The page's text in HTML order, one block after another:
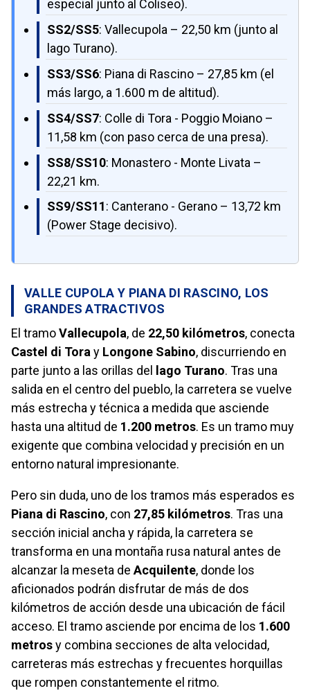
especial junto al Coliseo).
SS2/SS5: Vallecupola – 22,50 km (junto al
lago Turano).
SS3/SS6: Piana di Rascino – 27,85 km (el
más largo, a 1.600 m de altitud).
SS4/SS7: Colle di Tora - Poggio Moiano –
11,58 km (con paso cerca de una presa).
SS8/SS10: Monastero - Monte Livata –
22,21 km.
SS9/SS11: Canterano - Gerano – 13,72 km
(Power Stage decisivo).
VALLE CUPOLA Y PIANA DI RASCINO, LOS
GRANDES ATRACTIVOS
El tramoVallecupola, de 22,50 kilómetros, conecta
Castel di Tora y Longone Sabino, discurriendo en
parte junto a las orillas del
lago Turano. Tras una
salida en el centro del pueblo, la carretera se vuelve
más estrecha y técnica a medida que asciende
hasta una altitud de 1.200 metros. Es un tramo muy
exigente que combina velocidad y precisión en un
entorno natural impresionante.
Pero sin duda, uno de los tramos más esperados es
Piana di Rascino, con 27,85 kilómetros. Tras una
sección inicial ancha y rápida, la carretera se
transforma en una montaña rusa natural antes de
alcanzar la meseta de Acquilente, donde los
aficionados podrán disfrutar de más de dos
kilómetros de acción desde una ubicación de fácil
acceso. El tramo asciende por encima de los 1.600
metrosy combina secciones de alta velocidad,
carreteras más estrechas y frecuentes horquillas
que rompen constantemente el ritmo.